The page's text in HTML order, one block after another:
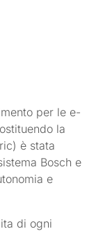
per le e-
la
è stata
Bosch e
e
di ogni